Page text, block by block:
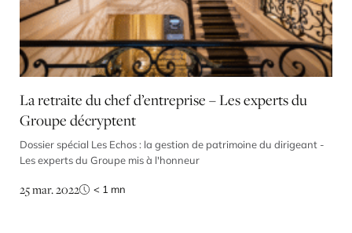
La retraite du chef d’entreprise – Les experts du
Groupe décryptent
Dossier spécial Les Echos : la gestion de patrimoine du dirigeant -
Les experts du Groupe mis à l'honneur
25 mar. 2022 < 1 mn